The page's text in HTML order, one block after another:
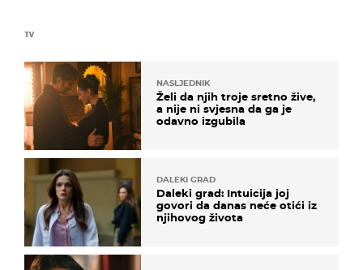
TV
NASLJEDNIK
Želi da njih troje sretno žive,
a nije ni svjesna da ga je
odavno izgubila
DALEKI GRAD
Daleki grad: Intuicija joj
govori da danas neće otići iz
njihovog života